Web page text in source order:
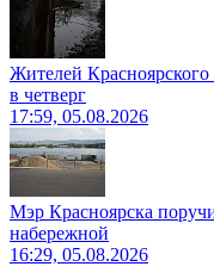
Жителей
в четверг
17:59, 05.08.2026
Мэр Красноярска
набережной
16:29, 05.08.2026